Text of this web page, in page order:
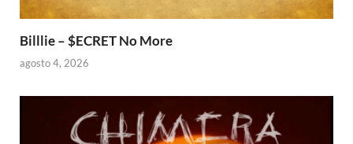
Billlie – $ECRET No More
agosto 4, 2026